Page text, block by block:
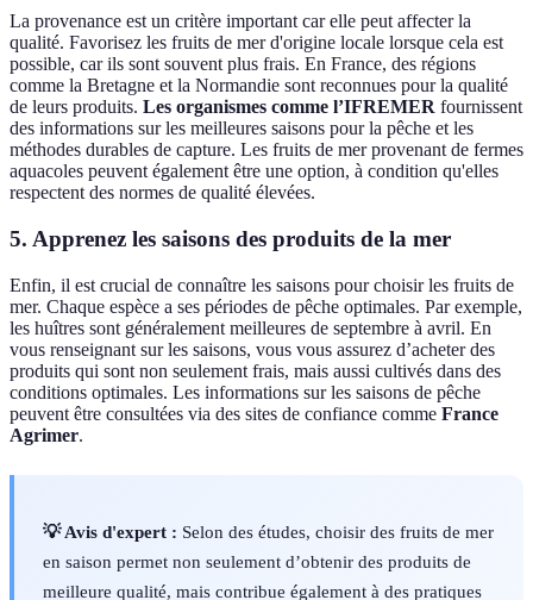
La provenance est un critère important car elle peut affecter la
qualité. Favorisez les fruits de mer d'origine locale lorsque cela est
possible, car ils sont souvent plus frais. En France, des régions
comme la Bretagne et la Normandie sont reconnues pour la qualité
de leurs produits. Les organismes comme l’IFREMER fournissent
des informations sur les meilleures saisons pour la pêche et les
méthodes durables de capture. Les fruits de mer provenant de fermes
aquacoles peuvent également être une option, à condition qu'elles
respectent des normes de qualité élevées.
5. Apprenez les saisons des produits de la mer
Enfin, il est crucial de connaître les saisons pour choisir les fruits de
mer. Chaque espèce a ses périodes de pêche optimales. Par exemple,
les huîtres sont généralement meilleures de septembre à avril. En
vous renseignant sur les saisons, vous vous assurez d’acheter des
produits qui sont non seulement frais, mais aussi cultivés dans des
conditions optimales. Les informations sur les saisons de pêche
peuvent être consultées via des sites de confiance comme France
Agrimer.
💡 Avis d'expert : Selon des études, choisir des fruits de mer
en saison permet non seulement d’obtenir des produits de
meilleure qualité, mais contribue également à des pratiques